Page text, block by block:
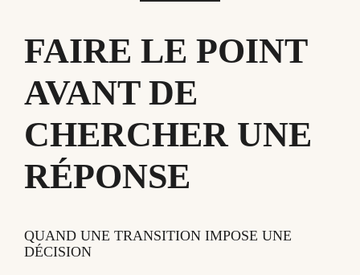
FAIRE LE POINT
AVANT DE
CHERCHER UNE
RÉPONSE
QUAND UNE TRANSITION IMPOSE UNE
DÉCISION